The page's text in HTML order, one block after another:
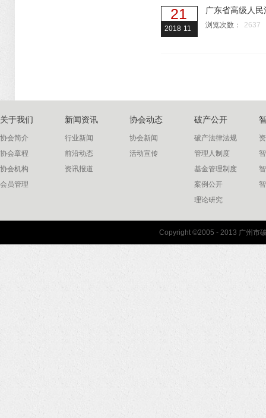
广东省高级人
2018 11
21
浏览次数： 2637
关于我们
协会简介
协会章程
协会机构
会员管理
新闻资讯
行业新闻
前沿动态
资讯报道
协会动态
协会新闻
活动宣传
破产公开
破产法律法规
管理人制度
基金管理制度
案例公开
理论研究
联系我们
Copyright ©2005 - 2013 广州市